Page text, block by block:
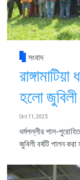
সংবাদ
হলো জুবিলী
Oct 11, 2025
ধর্মপল্লীর পাল-
জুবিলী বর্ষটি পালন করা